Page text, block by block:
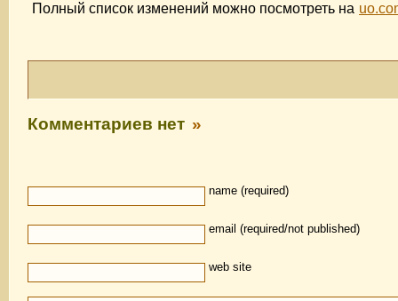
Полный список изменений можно посмотреть на
Комментариев нет »
name (required)
email (required/not published)
web site